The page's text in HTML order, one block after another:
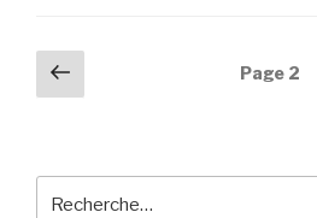
Navigation
desprécédente
Page 2